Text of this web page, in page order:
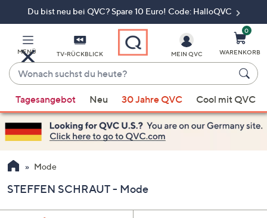
Du bist neu bei QVC? Spare 10 Euro! Code: HalloQVC
MENÜ TV-RÜCKBLICK
Wonach
suchst
du
heute?
Vorschläge
verfügbar
sind,
verwenden
Sie
Pfeiltasten
nach
MEIN QVC
0
WARENKORB
Tagesangebot Neu 30 Jahre QVC Cool mit QVC
Mode
STEFFEN SCHRAUT - Mode